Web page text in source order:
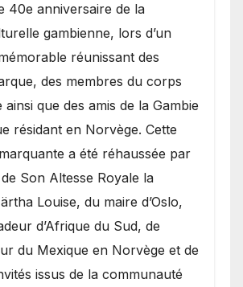
40e anniversaire de la
gambienne, lors d’un
réunissant des
des membres du corps
ainsi que des amis de la Gambie
résidant en Norvège. Cette
a été réhaussée par
Son Altesse Royale la
Louise, du maire d’Oslo,
d’Afrique du Sud, de
du Mexique en Norvège et de
issus de la communauté